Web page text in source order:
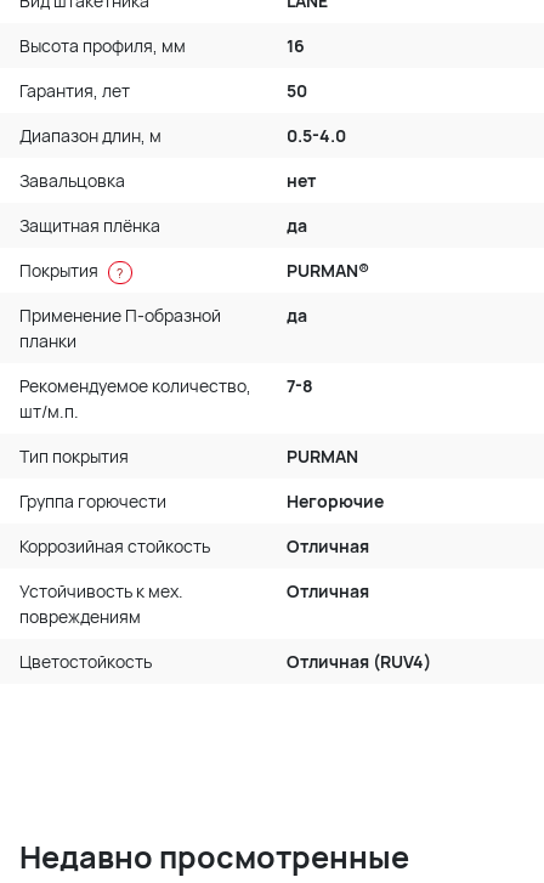
Высота профиля, мм
16
Гарантия, лет
50
Диапазон длин, м
0.5-4.0
Завальцовка
нет
Защитная плёнка
да
Покрытия
?
PURMAN®
Применение П-образной
планки
да
Рекомендуемое количество,
шт/м.п.
7-8
Тип покрытия
PURMAN
Группа горючести
Негорючие
Коррозийная стойкость
Отличная
Устойчивость к мех.
повреждениям
Отличная
Цветостойкость Отличная (RUV4)
Недавно просмотренные